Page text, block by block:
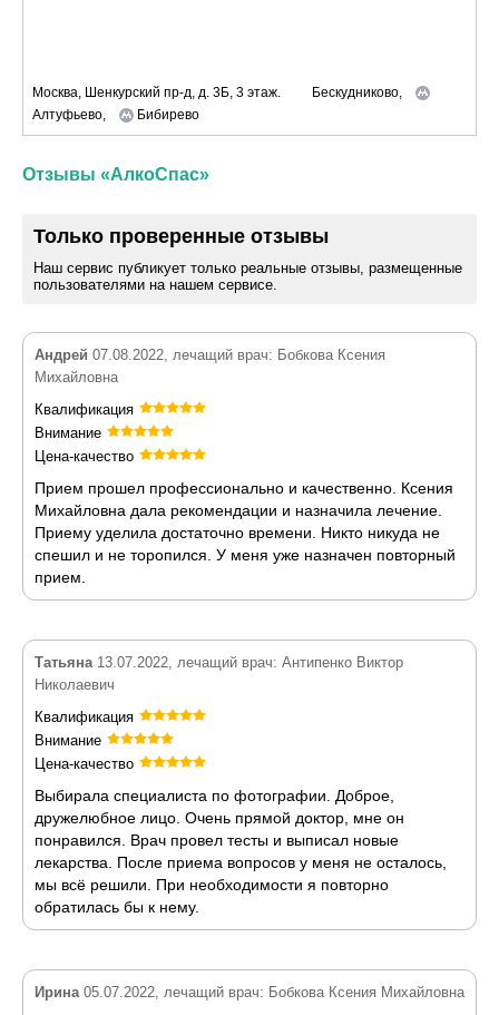
Москва, Шенкурский пр-д, д. 3Б, 3 этаж.
Бескудниково,
Алтуфьево,
Бибирево
Отзывы «АлкоСпас»
Только проверенные отзывы
Наш сервис публикует только реальные отзывы, размещенные
пользователями на нашем сервисе.
Андрей 07.08.2022, лечащий врач: Бобкова Ксения
Михайловна
Квалификация
Внимание
Цена-качество
Прием прошел профессионально и качественно. Ксения
Михайловна дала рекомендации и назначила лечение.
Приему уделила достаточно времени. Никто никуда не
спешил и не торопился. У меня уже назначен повторный
прием.
Татьяна13.07.2022, лечащий врач: Антипенко Виктор
Николаевич
Квалификация
Внимание
Цена-качество
Выбирала специалиста по фотографии. Доброе,
дружелюбное лицо. Очень прямой доктор, мне он
понравился. Врач провел тесты и выписал новые
лекарства. После приема вопросов у меня не осталось,
мы всё решили. При необходимости я повторно
обратилась бы к нему.
Ирина05.07.2022, лечащий врач: Бобкова Ксения Михайловна